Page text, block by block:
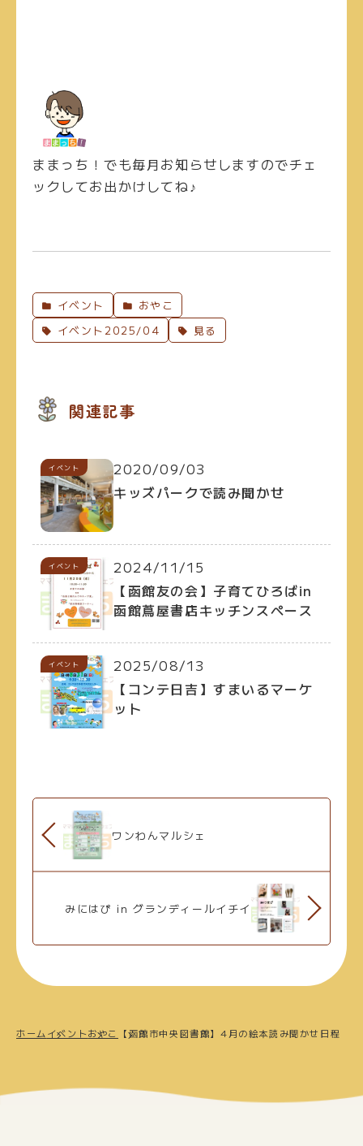
ままっち！でも毎月お知らせしますのでチェ
ックしてお出かけしてね♪
イベント
おやこ
イベント2025/04
見る
関連記事
イベント
2020/09/03
キッズパークで読み聞かせ
イベント
2024/11/15
【函館友の会】子育てひろばin
函館蔦屋書店キッチンスペース
イベント
2025/08/13
【コンテ日吉】すまいるマーケ
ット
ワンわんマルシェ
みにはぴ in グランディールイチイ
ホーム イベントおやこ 【函館市中央図書館】4月の絵本読み聞かせ日程